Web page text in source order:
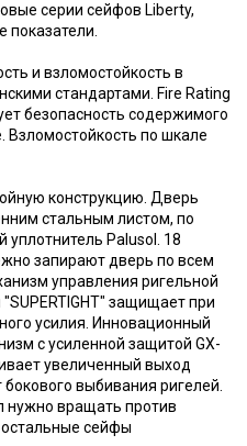
серии сейфов Liberty,
и взломостойкость в
стандартами. Fire Rating
безопасность содержимого
Взломостойкость по шкале
конструкцию. Дверь
стальным листом, по
Palusol. 18
запирают дверь по всем
управления ригельной
защищает при
усилия. Инновационный
с усиленной защитой GX-
увеличенный выход
выбивания ригелей.
нужно вращать против
остальные сейфы